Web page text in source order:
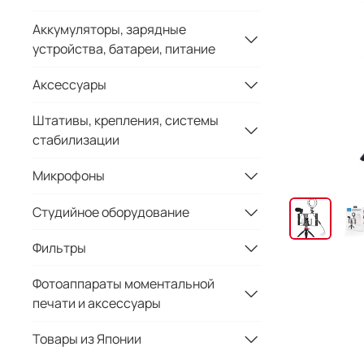
Аккумуляторы, зарядные
устройства, батареи, питание
Аксессуары
Штативы, крепления, системы
стабилизации
Микрофоны
Студийное оборудование
Фильтры
Фотоаппараты моментальной
печати и аксессуары
Товары из Японии